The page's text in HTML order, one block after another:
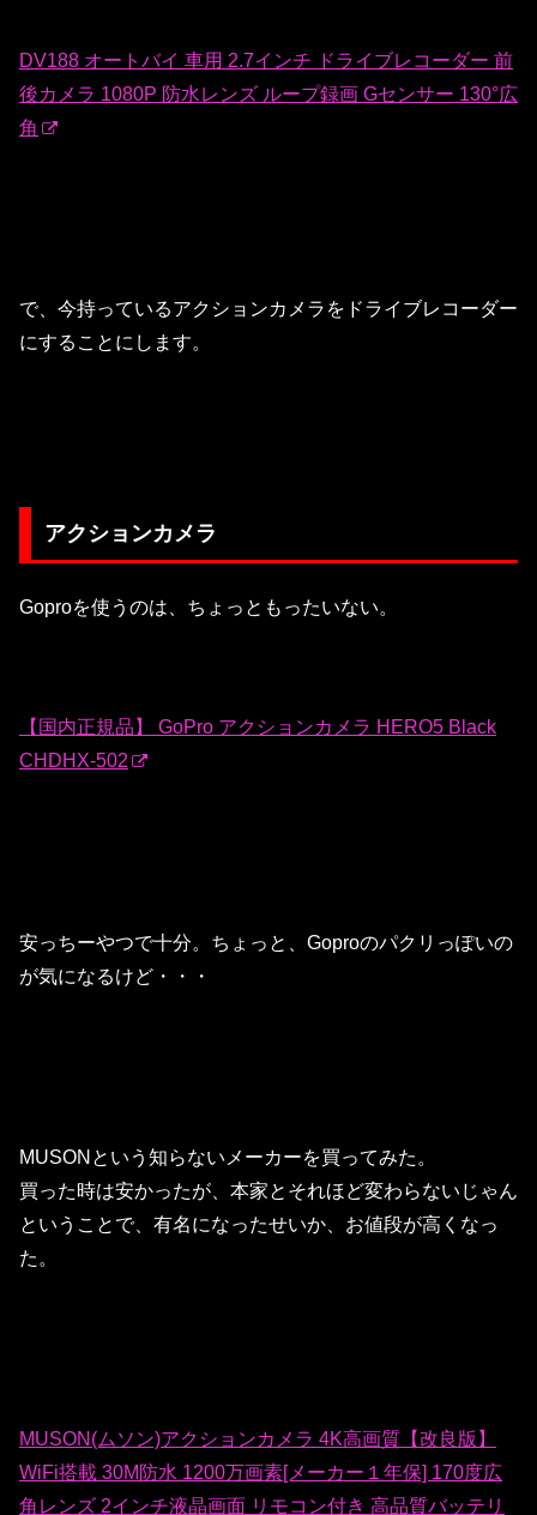
DV188 オートバイ 車用 2.7インチ ドライブレコーダー 前
後カメラ 1080P 防水レンズ ループ録画 Gセンサー 130°広
角
で、今持っているアクションカメラをドライブレコーダー
にすることにします。
アクションカメラ
Goproを使うのは、ちょっともったいない。
【国内正規品】 GoPro アクションカメラ HERO5 Black
CHDHX-502
安っちーやつで十分。ちょっと、Goproのパクリっぽいの
が気になるけど・・・
MUSONという知らないメーカーを買ってみた。
買った時は安かったが、本家とそれほど変わらないじゃん
ということで、有名になったせいか、お値段が高くなっ
た。
MUSON(ムソン)アクションカメラ 4K高画質【改良版】
WiFi搭載 30M防水 1200万画素[メーカー１年保] 170度広
角レンズ 2インチ液晶画面 リモコン付き 高品質バッテリ